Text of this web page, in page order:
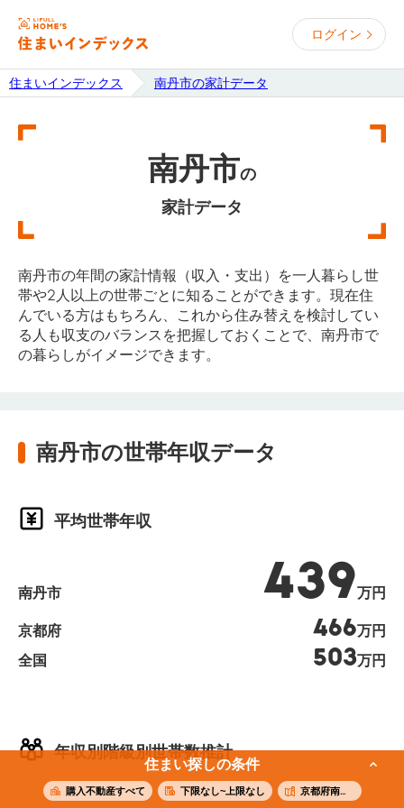
ログイン
住まいインデックス 南丹市の家計データ
住まい探しの条件
購入不動産すべて 下限なし~上限なし 京都府南丹市
南丹市の
家計データ
南丹市の年間の家計情報（収入・支出）を一人暮らし世
帯や2人以上の世帯ごとに知ることができます。現在住
んでいる方はもちろん、これから住み替えを検討してい
る人も収支のバランスを把握しておくことで、南丹市で
の暮らしがイメージできます。
南丹市の世帯年収データ
年収別階級別世帯数推計
平均世帯年収
南丹市 439万円
京都府 466万円
全国
503万円